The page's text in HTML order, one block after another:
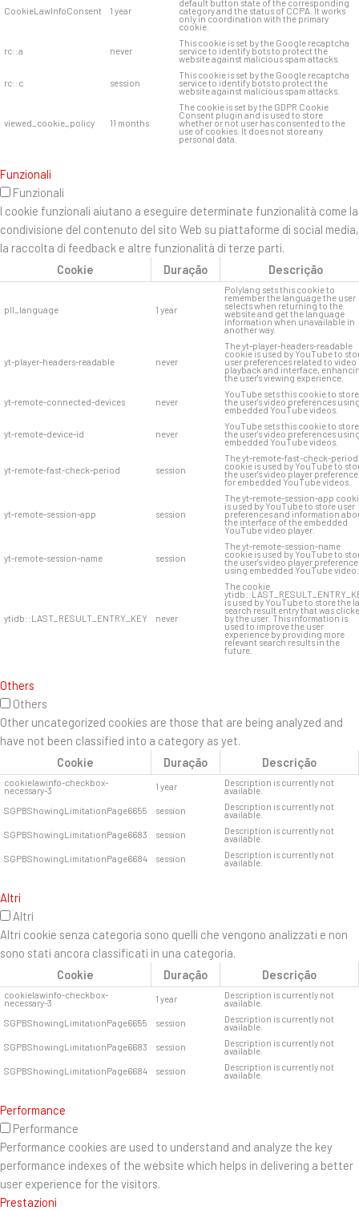
CookieLawInfoConsent 1 year
default button state of the corresponding
category and the status of CCPA. It works
only in coordination with the primary
cookie.
rc::a never
This cookie is set by the Google recaptcha
service to identify bots to protect the
website against malicious spam attacks.
rc::c session
This cookie is set by the Google recaptcha
service to identify bots to protect the
website against malicious spam attacks.
viewed_cookie_policy 11 months
The cookie is set by the GDPR Cookie
Consent plugin and is used to store
whether or not user has consented to the
use of cookies. It does not store any
personal data.
Funzionali
Funzionali
I cookie funzionali aiutano a eseguire determinate funzionalità come la
condivisione del contenuto del sito Web su piattaforme di social media,
la raccolta di feedback e altre funzionalità di terze parti.
Cookie
Duração Descrição
pll_language 1 year
Polylang sets this cookie to
remember the language the user
selects when returning to the
website and get the language
information when unavailable in
another way.
yt-player-headers-readable never
The yt-player-headers-readable
cookie is used by YouTube to
user preferences related to video
playback and interface,
the user's viewing experience.
yt-remote-connected-devices never
YouTube sets this cookie to store
the user's video preferences
embedded YouTube videos.
yt-remote-device-id never
YouTube sets this cookie to store
the user's video preferences
embedded YouTube videos.
yt-remote-fast-check-period session
The yt-remote-fast-check-period
cookie is used by YouTube to
the user's video player
for embedded YouTube videos.
yt-remote-session-app session
The yt-remote-session-app
is used by YouTube to store user
preferences and information
the interface of the embedded
YouTube video player.
yt-remote-session-name session
The yt-remote-session-name
cookie is used by YouTube to
the user's video player
using embedded YouTube video.
ytidb::LAST_RESULT_ENTRY_KEY never
The cookie
is used by YouTube to store the
search result entry that was
by the user. This information is
used to improve the user
experience by providing more
relevant search results in the
future.
Others
Others
Other uncategorized cookies are those that are being analyzed and
have not been classified into a category as yet.
Cookie
Duração Descrição
cookielawinfo-checkbox-
necessary-3 1 year Description is currently not
available.
SGPBShowingLimitationPage6655
session Description is currently not
available.
SGPBShowingLimitationPage6683
session Description is currently not
available.
SGPBShowingLimitationPage6684
session Description is currently not
available.
Altri
Altri
Altri cookie senza categoria sono quelli che vengono analizzati e non
sono stati ancora classificati in una categoria.
Cookie
Duração Descrição
cookielawinfo-checkbox-
necessary-3 1 year Description is currently not
available.
SGPBShowingLimitationPage6655
session Description is currently not
available.
SGPBShowingLimitationPage6683
session Description is currently not
available.
SGPBShowingLimitationPage6684
session Description is currently not
available.
Performance
Performance
Performance cookies are used to understand and analyze the key
performance indexes of the website which helps in delivering a better
user experience for the visitors.
Prestazioni